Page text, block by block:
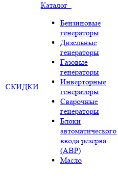
СКИДКИ
Каталог
Бензиновые
генераторы
Дизельные
генераторы
Газовые
генераторы
Инверторные
генераторы
Сварочные
генераторы
Блоки
автоматического
ввода резерва
(АВР)
Масло